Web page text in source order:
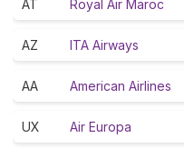
AT Royal Air Maroc
AZ ITA Airways
AA American Airlines
UX Air Europa